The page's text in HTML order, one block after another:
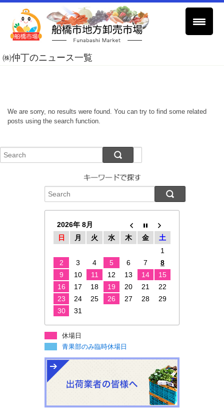
㈱仲丁のニュース一覧
We are sorry, no results were found. You can try to find some related
posts using the search function.
2026年 8月
日
月 火 水 木 金
土
1
2
3 4 5 6 7
8
9
10 11 12 13 14
15
16
17 18 19 20 21
22
23
24 25 26 27 28
29
30
31
休場日
青果部のみ臨時休場日